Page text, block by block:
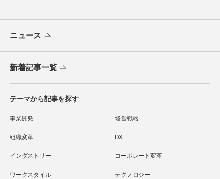
ニュース
新着記事一覧
テーマから記事を探す
事業開発 経営戦略
組織変革 DX
インダストリー コーポレート変革
ワークスタイル テクノロジー